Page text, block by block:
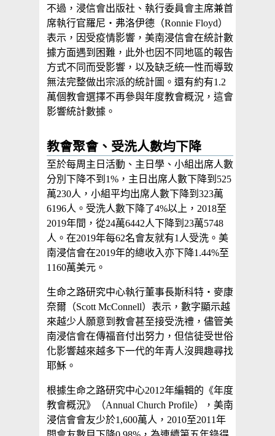
不過，浸信會出版社、執行委員會主席兼首
席執行官羅尼・弗洛伊德（Ronnie Floyd）
表示，因受疫情影響，美南浸信會在統計數
據方面遇到困難，此外也因不同地區的報告
方式不同而受影響，以及缺乏統一性而導致
無法完整做出宗派的統計圖。還有約有1.2
萬個教會選擇不再參與年度教會概況，這會
影響統計數據。
教會聚會、受洗人數均下降
至於每周主日活動、主日學、小組出席人數
分別下降不到1%，主日出席人數下降到525
萬230人，小組平均出席人數下降到323萬
6196人。受洗人數下降了4%以上，2018至
2019年間，從24萬6442人下降到23萬5748
人。在2019年每62名會友就有1人受洗。美
南浸信會在2019年的總收入亦下降1.44%至
1160萬美元。
生命之路研究中心執行董事長斯科特・麥康
奈爾（Scott McConnell）表示，數字顯示越
來越少人願意到教會甚至接受洗禮，儘管美
南浸信會在傳福音付出努力，但信徒受世俗
化影響越來越多下一代的年青人沒興趣尋找
耶穌。
根據生命之路研究中心2012年編輯的《年度
教會概況》（Annual Church Profile），美南
浸信會會友少於1,600萬人，2010至2011年